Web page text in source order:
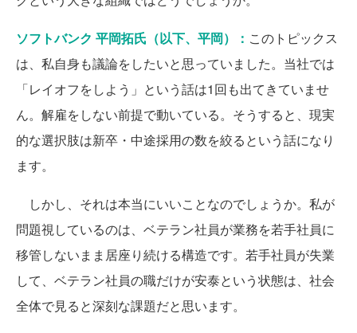
ソフトバンク 平岡拓氏（以下、平岡）： このトピックス
は、私自身も議論をしたいと思っていました。当社では
「レイオフをしよう」という話は1回も出てきていませ
ん。解雇をしない前提で動いている。そうすると、現実
的な選択肢は新卒・中途採用の数を絞るという話になり
ます。
しかし、それは本当にいいことなのでしょうか。私が
問題視しているのは、ベテラン社員が業務を若手社員に
移管しないまま居座り続ける構造です。若手社員が失業
して、ベテラン社員の職だけが安泰という状態は、社会
全体で見ると深刻な課題だと思います。